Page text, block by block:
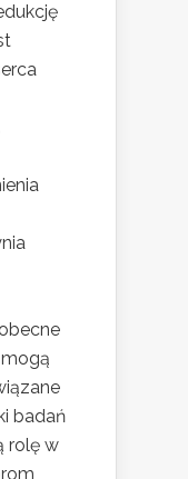
badań
rolę w